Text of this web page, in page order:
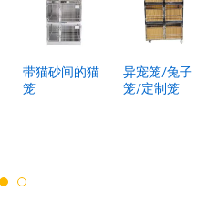
带猫砂间的猫
笼
异宠笼/兔子
笼/定制笼